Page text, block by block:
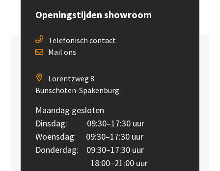
Openingstijden showroom
Telefonisch contact
Mail ons
Lorentzweg 8
Bunschoten-Spakenburg
Maandag gesloten
Dinsdag: 09:30–17:30 uur
Woensdag: 09:30–17:30 uur
Donderdag: 09:30–17:30 uur
18:00–21:00 uur